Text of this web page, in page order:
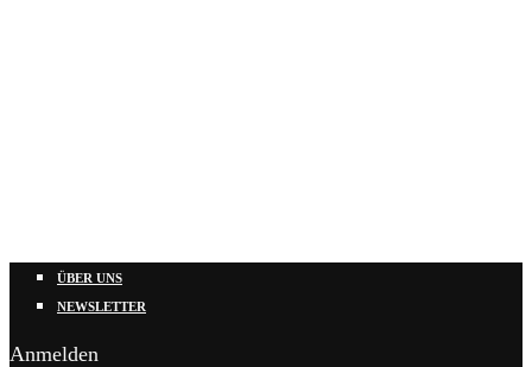
ÜBER UNS
NEWSLETTER
Anmelden